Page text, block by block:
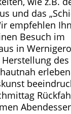
und das
Ihnen
Besuch im
in